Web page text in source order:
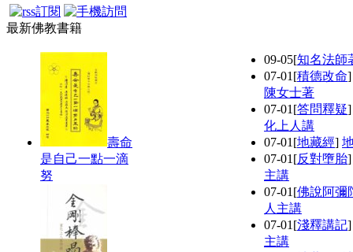
最新佛教書籍
壽命
是自己一點一滴
努
09-05[知名法師
07-01 [積德改命
陳女士著
07-01 [答問釋疑
化上人講
07-01 [地藏經]
07-01 [反對墮胎
主講
07-01 [佛說阿彌
人主講
07-01 [淺釋講記
主講